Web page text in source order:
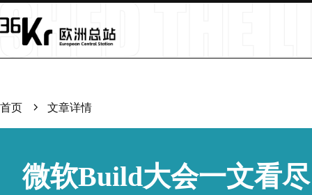
首页 文章详情
微软Build大会一文看